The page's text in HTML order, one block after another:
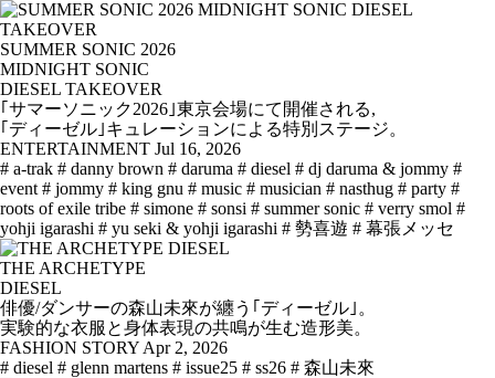
SUMMER SONIC 2026
MIDNIGHT SONIC
DIESEL TAKEOVER
｢サマーソニック2026｣東京会場にて開催される,
｢ディーゼル｣キュレーションによる特別ステージ。
ENTERTAINMENT Jul 16, 2026
# a-trak # danny brown # daruma # diesel # dj daruma & jommy #
event # jommy # king gnu # music # musician # nasthug # party #
roots of exile tribe # simone # sonsi # summer sonic # verry smol #
yohji igarashi # yu seki & yohji igarashi # 勢喜遊 # 幕張メッセ
THE ARCHETYPE
DIESEL
俳優/ダンサーの森山未來が纏う｢ディーゼル｣。
実験的な衣服と身体表現の共鳴が生む造形美。
FASHION STORY Apr 2, 2026
# diesel # glenn martens # issue25 # ss26 # 森山未來